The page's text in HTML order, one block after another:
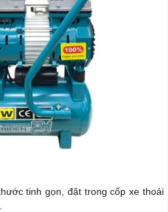
tinh gọn, đặt trong cốp xe thoải